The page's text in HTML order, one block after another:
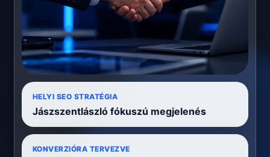
HELYI SEO STRATÉGIA
Jászszentlászló fókuszú megjelenés
KONVERZIÓRA TERVEZVE